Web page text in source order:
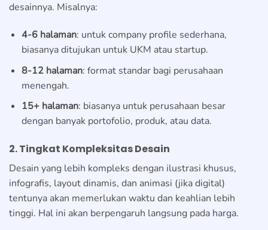
desainnya. Misalnya:
4-6 halaman: untuk company profile sederhana,
biasanya ditujukan untuk UKM atau startup.
8-12 halaman: format standar bagi perusahaan
menengah.
15+ halaman: biasanya untuk perusahaan besar
dengan banyak portofolio, produk, atau data.
2. Tingkat Kompleksitas Desain
Desain yang lebih kompleks dengan ilustrasi khusus,
infografis, layout dinamis, dan animasi (jika digital)
tentunya akan memerlukan waktu dan keahlian lebih
tinggi. Hal ini akan berpengaruh langsung pada harga.